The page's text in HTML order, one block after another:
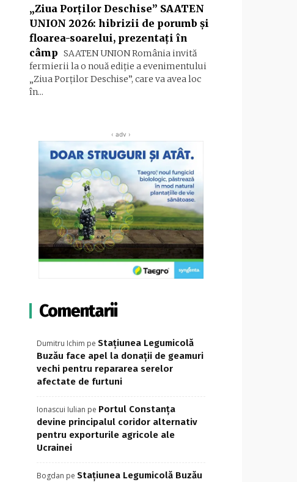
„Ziua Porților Deschise” SAATEN
UNION 2026: hibrizii de porumb și
floarea-soarelui, prezentați în
câmp SAATEN UNION România invită
fermierii la o nouă ediție a evenimentului
„Ziua Porților Deschise”, care va avea loc
în...
‹ adv ›
Comentarii
Dumitru Ichim pe Stațiunea Legumicolă
Buzău face apel la donații de geamuri
vechi pentru repararea serelor
afectate de furtuni
Ionascui Iulian pe Portul Constanța
devine principalul coridor alternativ
pentru exporturile agricole ale
Ucrainei
Bogdan pe Stațiunea Legumicolă Buzău